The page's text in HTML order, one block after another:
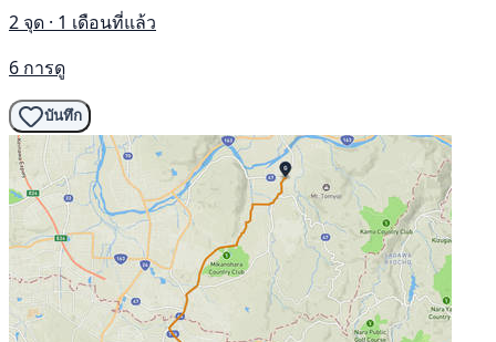
2 จุด · 1 เดือนที่แล้ว
6 การดู
บันทึก